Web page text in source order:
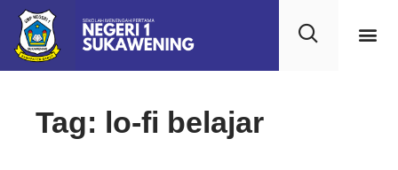
Tag: lo-fi belajar